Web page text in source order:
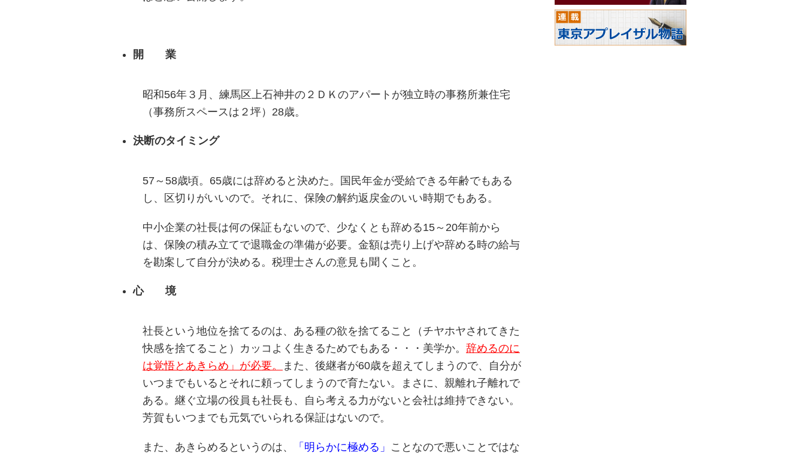
開 業
昭和56年３月、練馬区上石神井の２ＤＫのアパートが独立時の事務所兼住宅
（事務所スペースは２坪）28歳。
決断のタイミング
57～58歳頃。65歳には辞めると決めた。国民年金が受給できる年齢でもある
し、区切りがいいので。それに、保険の解約返戻金のいい時期でもある。
中小企業の社長は何の保証もないので、少なくとも辞める15～20年前から
は、保険の積み立てで退職金の準備が必要。金額は売り上げや辞める時の給与
を勘案して自分が決める。税理士さんの意見も聞くこと。
心 境
社長という地位を捨てるのは、ある種の欲を捨てること（チヤホヤされてきた
快感を捨てること）カッコよく生きるためでもある・・・美学か。 辞めるのに
は覚悟とあきらめ」が必要。
また、後継者が60歳を超えてしまうので、自分が
いつまでもいるとそれに頼ってしまうので育たない。まさに、親離れ子離れで
ある。継ぐ立場の役員も社長も、自ら考える力がないと会社は維持できない。
芳賀もいつまでも元気でいられる保証はないので。
また、あきらめるというのは、 「 明らかに極める」 ことなので悪いことではな